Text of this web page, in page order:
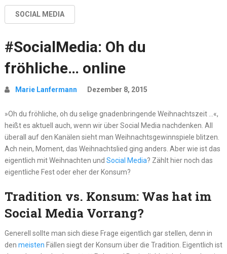
SOCIAL MEDIA
#SocialMedia: Oh du
fröhliche… online
Marie Lanfermann Dezember 8, 2015
»Oh du fröhliche, oh du selige gnadenbringende Weihnachtszeit …«,
heißt es aktuell auch, wenn wir über Social Media nachdenken. All
überall auf den Kanälen sieht man Weihnachtsgewinnspiele blitzen.
Ach nein, Moment, das Weihnachtslied ging anders. Aber wie ist das
eigentlich mit Weihnachten und Social Media? Zählt hier noch das
eigentliche Fest oder eher der Konsum?
Tradition vs. Konsum: Was hat im
Social Media Vorrang?
Generell sollte man sich diese Frage eigentlich gar stellen, denn in
den meisten Fällen siegt der Konsum über die Tradition. Eigentlich ist